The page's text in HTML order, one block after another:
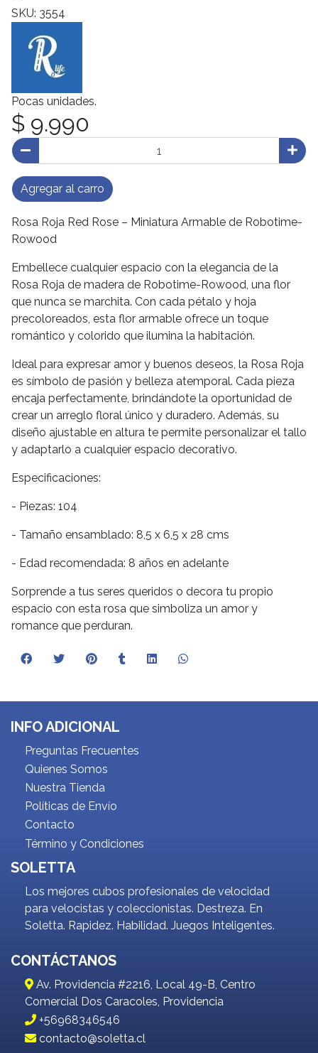
SKU: 3554
Pocas unidades.
$ 9.990
Agregar al carro
Rosa Roja Red Rose – Miniatura Armable de Robotime-
Rowood
Embellece cualquier espacio con la elegancia de la
Rosa Roja de madera de Robotime-Rowood, una flor
que nunca se marchita. Con cada pétalo y hoja
precoloreados, esta flor armable ofrece un toque
romántico y colorido que ilumina la habitación.
Ideal para expresar amor y buenos deseos, la Rosa Roja
es símbolo de pasión y belleza atemporal. Cada pieza
encaja perfectamente, brindándote la oportunidad de
crear un arreglo floral único y duradero. Además, su
diseño ajustable en altura te permite personalizar el tallo
y adaptarlo a cualquier espacio decorativo.
Especificaciones:
- Piezas: 104
- Tamaño ensamblado: 8,5 x 6,5 x 28 cms
- Edad recomendada: 8 años en adelante
Sorprende a tus seres queridos o decora tu propio
espacio con esta rosa que simboliza un amor y
romance que perduran.
INFO ADICIONAL
Preguntas Frecuentes
Quienes Somos
Nuestra Tienda
Políticas de Envío
Contacto
Término y Condiciones
SOLETTA
Los mejores cubos profesionales de velocidad
para velocistas y coleccionistas. Destreza. En
Soletta. Rapidez. Habilidad. Juegos Inteligentes.
CONTÁCTANOS
Av. Providencia #2216, Local 49-B, Centro
Comercial Dos Caracoles, Providencia
+56968346546
contacto@soletta.cl